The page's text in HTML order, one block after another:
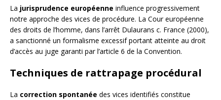
La jurisprudence européenne influence progressivement
notre approche des vices de procédure. La Cour européenne
des droits de l’homme, dans l’arrêt Dulaurans c. France (2000),
a sanctionné un formalisme excessif portant atteinte au droit
d’accès au juge garanti par l’article 6 de la Convention.
Techniques de rattrapage procédural
La correction spontanée des vices identifiés constitue